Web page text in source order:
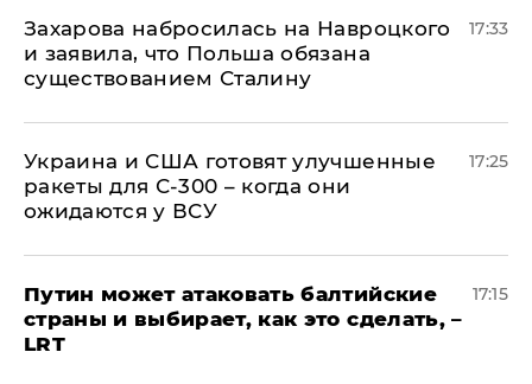
​Захарова набросилась на Навроцкого
и заявила, что Польша обязана
существованием Сталину
17:33
Украина и США готовят улучшенные
ракеты для С-300 – когда они
ожидаются у ВСУ
17:25
Путин может атаковать балтийские
страны и выбирает, как это сделать, –
LRT
17:15